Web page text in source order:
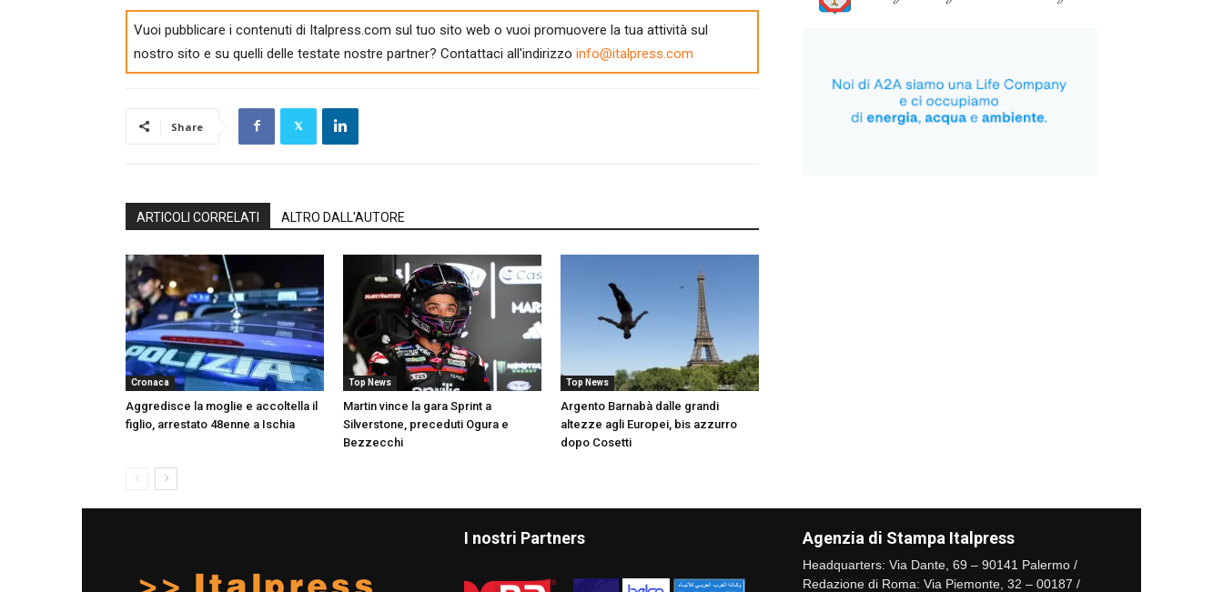
Vuoi pubblicare i contenuti di Italpress.com sul tuo sito web o vuoi promuovere la tua attività sul
nostro sito e su quelli delle testate nostre partner? Contattaci all'indirizzo info@italpress.com
Share
ARTICOLI CORRELATI ALTRO DALL'AUTORE
Cronaca
Aggredisce la moglie e accoltella il
figlio, arrestato 48enne a Ischia
Top News
Martin vince la gara Sprint a
Silverstone, preceduti Ogura e
Bezzecchi
Top News
Argento Barnabà dalle grandi
altezze agli Europei, bis azzurro
dopo Cosetti
I nostri Partners Agenzia di Stampa Italpress
Headquarters: Via Dante, 69 – 90141 Palermo /
Redazione di Roma: Via Piemonte, 32 – 00187 /